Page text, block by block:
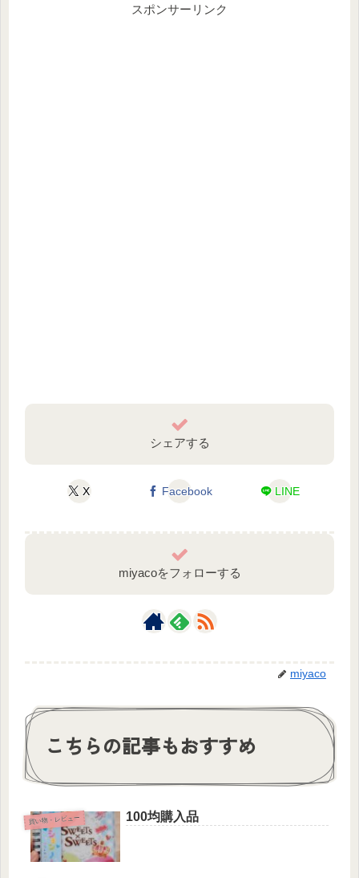
スポンサーリンク
シェアする
X Facebook LINE
miyacoをフォローする
miyaco
こちらの記事もおすすめ
買い物・レビュー 100均購入品